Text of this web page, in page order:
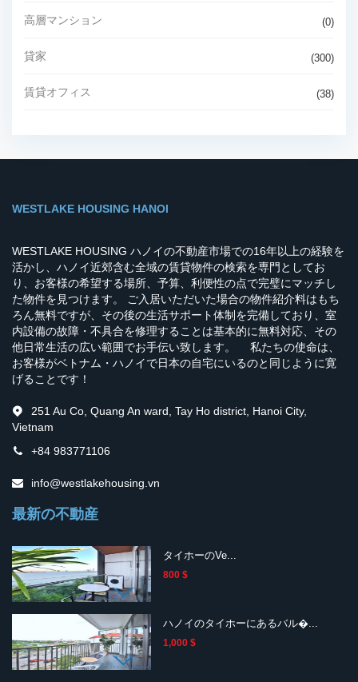
高層マンション (0)
貸家 (300)
賃貸オフィス (38)
WESTLAKE HOUSING HANOI
WESTLAKE HOUSING ハノイの不動産市場での16年以上の経験を
活かし、ハノイ近郊含む全域の賃貸物件の検索を専門としてお
り、お客様の希望する場所、予算、利便性の点で完璧にマッチし
た物件を見つけます。 ご入居いただいた場合の物件紹介料はもち
ろん無料ですが、その後の生活サポート体制を完備しており、室
内設備の故障・不具合を修理することは基本的に無料対応、その
他日常生活の広い範囲でお手伝い致します。 私たちの使命は、
お客様がベトナム・ハノイで日本の自宅にいるのと同じように寛
げることです！
251 Au Co, Quang An ward, Tay Ho district, Hanoi City,
Vietnam
+84 983771106
info@westlakehousing.vn
最新の不動産
タイホーのVe...
800 $
ハノイのタイホーにあるバル�...
1,000 $